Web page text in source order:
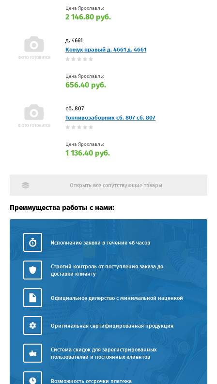
Цена Ярославль:
2 146.80 руб.
д. 4661
Кожух правый д. 4661 д. 4661
Цена Ярославль:
656.40 руб.
сб. 807
Топливозаборник сб. 807 сб. 807
Цена Ярославль:
1 136.40 руб.
Открыть все сопутствующие товары
Преимущества работы с нами:
Исполнение заявки в течение 48 часов
Строгий контроль от поступления заказа до
доставки клиенту
Официальное дилерство с минимальной наценкой
Оригинальная сертифицированная продукция
Система скидок для зарегистрированных
пользователей и постоянных клиентов
Возможность отсрочки платежа